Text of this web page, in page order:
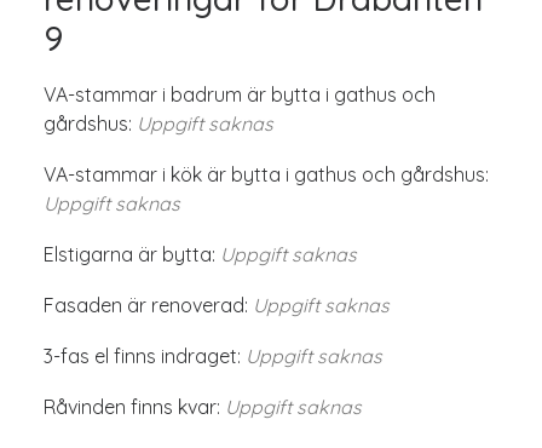
9
VA-stammar i badrum är bytta i gathus och
gårdshus: Uppgift saknas
VA-stammar i kök är bytta i gathus och gårdshus:
Uppgift saknas
Elstigarna är bytta: Uppgift saknas
Fasaden är renoverad: Uppgift saknas
3-fas el finns indraget: Uppgift saknas
Råvinden finns kvar: Uppgift saknas